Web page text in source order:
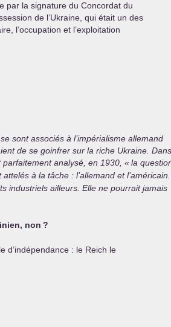
par la signature du Concordat du
de l’Ukraine, qui était un des
l’occupation et l’exploitation
sont associés à l’impérialisme allemand
de se goinfrer sur la riche Ukraine. Dans
parfaitement analysé, en 1930, «la
à la tâche : l’allemand et
industriels ailleurs. Elle ne pourrait jamais
non ?
d’indépendance : le Reich le